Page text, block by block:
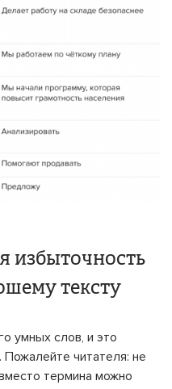
избыточность
тексту
умных слов, и это
читателя: не
термина можно